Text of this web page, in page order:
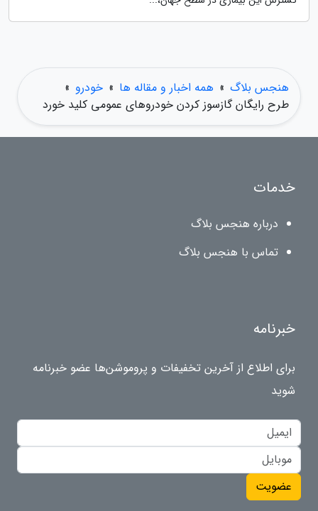
هنجس بلاگ » همه اخبار و مقاله ها » خودرو »
طرح رایگان گازسوز کردن خودروهای عمومی کلید خورد
خدمات
درباره هنجس بلاگ
تماس با هنجس بلاگ
خبرنامه
برای اطلاع از آخرین تخفیفات و پروموشن‌ها عضو خبرنامه
شوید
عضویت